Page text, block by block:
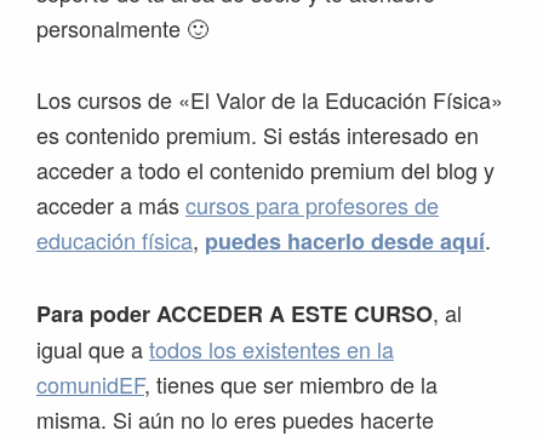
personalmente 🙂
Los cursos de «El Valor de la Educación Física»
es contenido premium. Si estás interesado en
acceder a todo el contenido premium del blog y
acceder a máscursos para profesores de
educación física, puedes hacerlo desde aquí.
Para poder ACCEDER A ESTE CURSO, al
igual que atodos los existentes en la
comunidEF, tienes que ser miembro de la
misma. Si aún no lo eres puedes hacerte